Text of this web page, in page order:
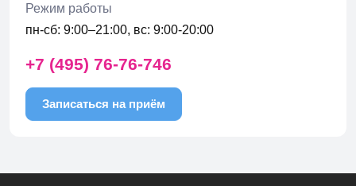
Режим работы
пн-сб: 9:00–21:00, вс: 9:00-20:00
+7 (495) 76-76-746
Записаться на приём